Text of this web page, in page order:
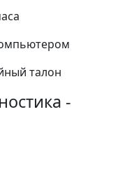
талон
-